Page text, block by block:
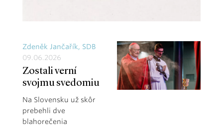
Zdeněk Jančařík, SDB
09.06.2026
Zostali verní
svojmu svedomiu
Na Slovensku už skôr
prebehli dve
blahorečenia